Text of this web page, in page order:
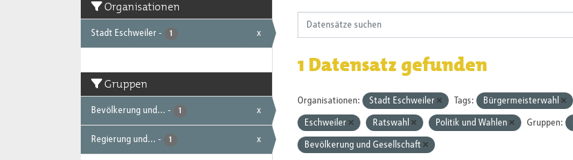
Organisationen
Stadt Eschweiler - 1 x
Gruppen
Bevölkerung und... - 1 x
Regierung und... - 1 x
1 Datensatz gefunden
Organisationen: Stadt Eschweiler Tags: Bürgermeisterwahl
Eschweiler Ratswahl Politik und Wahlen Gruppen:
Bevölkerung und Gesellschaft